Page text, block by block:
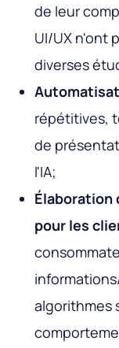
de leur
UI/UX n'ont
diverses
répétitives,
de
l'IA;
pour les
algorithmes